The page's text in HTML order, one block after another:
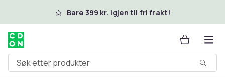
Hopp til hovedinnholdBare 399 kr. igjen til fri frakt!
Søk etter produkter